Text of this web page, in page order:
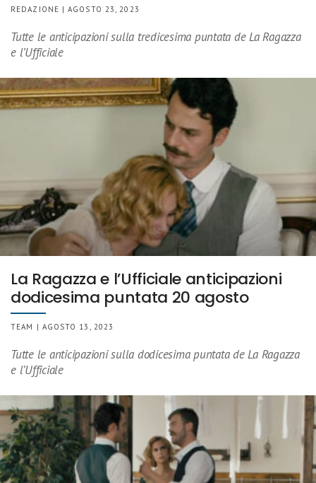
REDAZIONE | AGOSTO 23, 2023
Tutte le anticipazioni sulla tredicesima puntata de La Ragazza
e l’Ufficiale
La Ragazza e l’Ufficiale anticipazioni
dodicesima puntata 20 agosto
TEAM | AGOSTO 13, 2023
Tutte le anticipazioni sulla dodicesima puntata de La Ragazza
e l’Ufficiale